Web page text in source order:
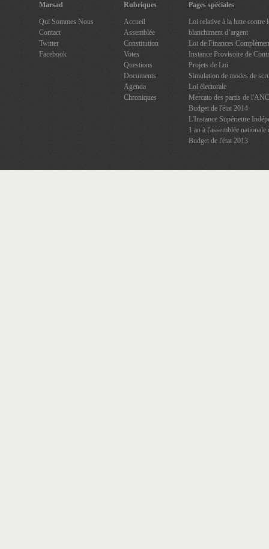
Marsad
Qui Sommes Nous
Contact
Twitter
Facebook
Rubriques
Accueil
Assemblée
Constitution
Votes
Questions
Documents
Agenda
Chroniques
Pages spéciales
Loi relative à la lutte contre
blanchiment d’argent
Loi de Finances
Instance Provisoire de
Projets de Loi
Simulation de modes de
Loi électorale
Mercato des partis de l'ANC
Budget de l'état 2014
L'Instance Supérieure
1 an à l'assemblée nationale
Budget de l'état 2013